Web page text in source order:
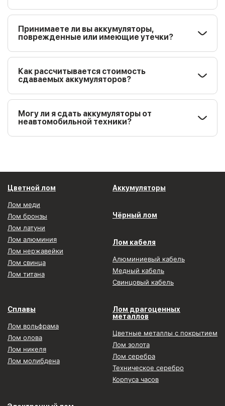
Принимаете ли вы аккумуляторы,
поврежденные или имеющие утечки?
Как рассчитывается стоимость
сдаваемых аккумуляторов?
Могу ли я сдать аккумуляторы от
неавтомобильной техники?
Цветной лом
Лом меди
Лом бронзы
Лом латуни
Лом алюминия
Лом нержавейки
Лом свинца
Лом титана
Аккумуляторы
Чёрный лом
Лом кабеля
Алюминиевый кабель
Медный кабель
Свинцовый кабель
Сплавы
Лом вольфрама
Лом олова
Лом никеля
Лом молибдена
Лом драгоценных
металлов
Цветные металлы с покрытием
Лом золота
Лом серебра
Техническое серебро
Корпуса часов